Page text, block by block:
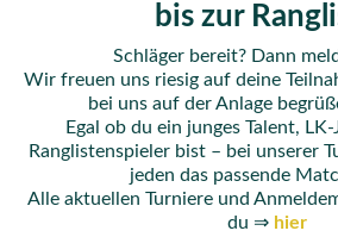
bis zur
Schläger bereit? Dann
Wir freuen uns riesig auf deine
bei uns auf der Anlage
Egal ob du ein junges Talent,
Ranglistenspieler bist – bei unserer
jeden das passende
Alle aktuellen Turniere und
du ⇒ hier